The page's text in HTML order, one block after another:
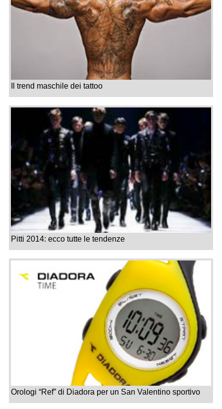
Il trend maschile dei tattoo
Pitti 2014: ecco tutte le tendenze
Orologi “Ref” di Diadora per un San Valentino sportivo